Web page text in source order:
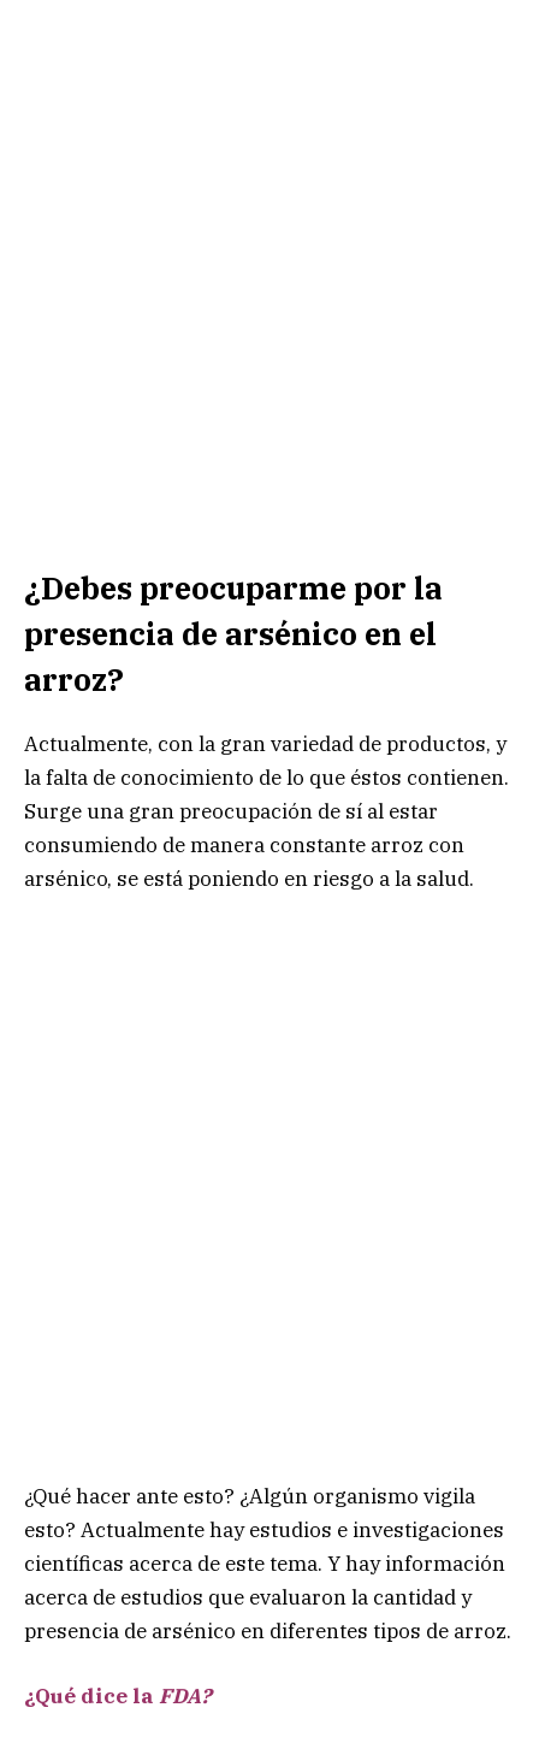
¿Debes preocuparme por la
presencia de arsénico en el
arroz?
Actualmente, con la gran variedad de productos, y
la falta de conocimiento de lo que éstos contienen.
Surge una gran preocupación de sí al estar
consumiendo de manera constante arroz con
arsénico, se está poniendo en riesgo a la salud.
¿Qué hacer ante esto? ¿Algún organismo vigila
esto? Actualmente hay estudios e investigaciones
científicas acerca de este tema. Y hay información
acerca de estudios que evaluaron la cantidad y
presencia de arsénico en diferentes tipos de arroz.
¿Qué dice la FDA?